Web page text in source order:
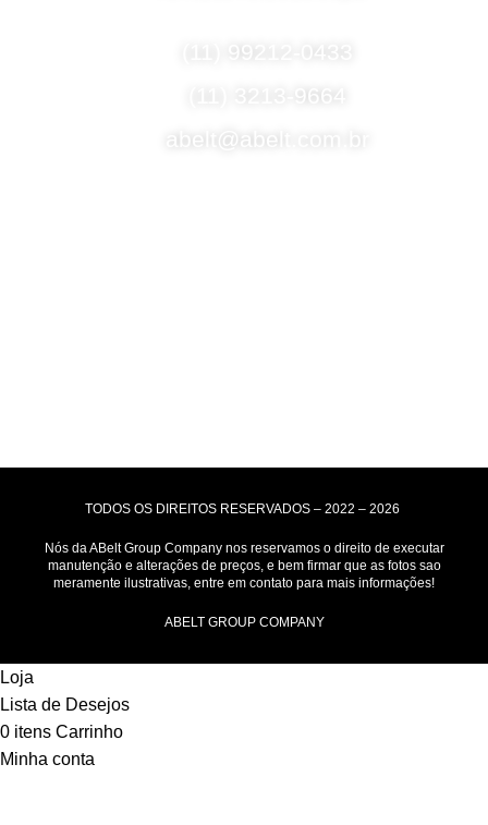
(11) 3213-9664
abelt@abelt.com.br
TODOS OS DIREITOS RESERVADOS – 2022 – 2026
Nós da ABelt Group Company nos reservamos o direito de executar
manutenção e alterações de preços, e bem firmar que as fotos sao
meramente ilustrativas, entre em contato para mais informações!
ABELT GROUP COMPANY
Loja
Lista de Desejos
0 itens Carrinho
Minha conta